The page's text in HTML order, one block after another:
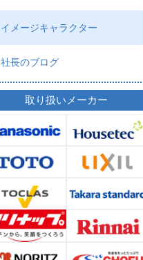
イメージキャラクター
社長のブログ
取り扱いメーカー